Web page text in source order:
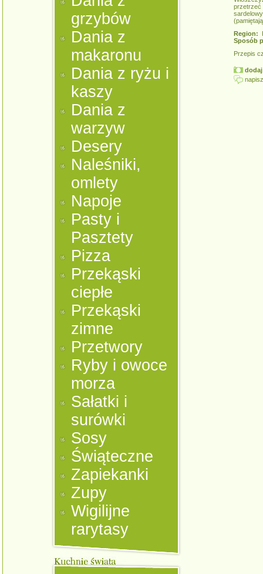
grzybów
Dania z
makaronu
Dania z ryżu i
kaszy
Dania z
warzyw
Desery
Naleśniki,
omlety
Napoje
Pasty i
Pasztety
Pizza
Przekąski
ciepłe
Przekąski
zimne
Przetwory
Ryby i owoce
morza
Sałatki i
surówki
Sosy
Świąteczne
Zapiekanki
Zupy
Wigilijne
rarytasy
Region:
Sposób
Przepis